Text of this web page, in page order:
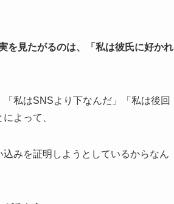
を見たがるのは、「私は彼氏に好かれ
私はSNSより下なんだ」「私は後回
よって、
みを証明しようとしているからなん